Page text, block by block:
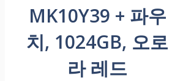
MK10Y39 + 파우
치, 1024GB, 오로
라 레드